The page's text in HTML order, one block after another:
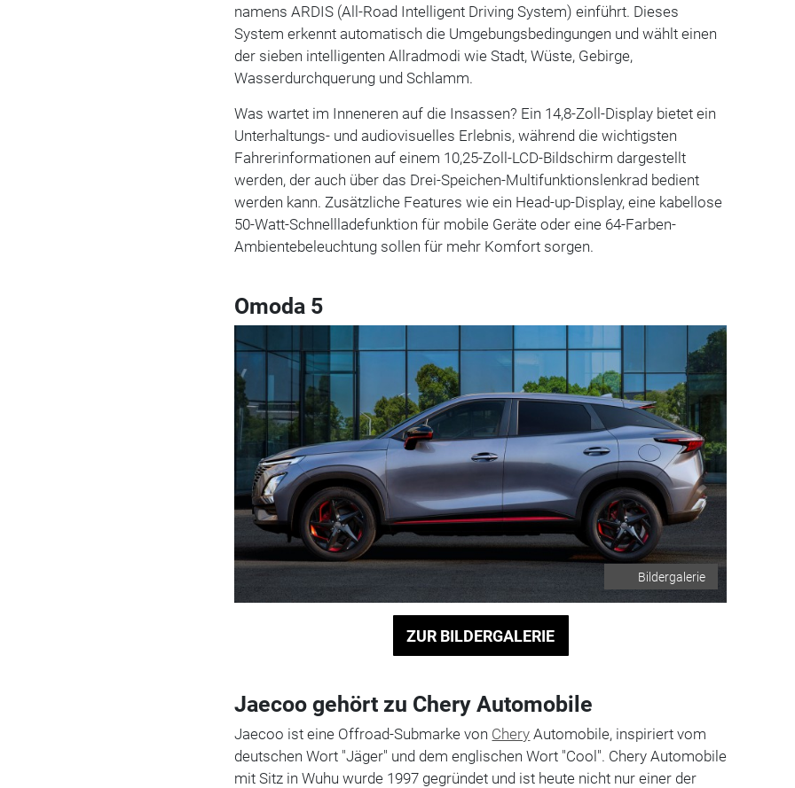
namens ARDIS (All-Road Intelligent Driving System) einführt. Dieses
System erkennt automatisch die Umgebungsbedingungen und wählt einen
der sieben intelligenten Allradmodi wie Stadt, Wüste, Gebirge,
Wasserdurchquerung und Schlamm.
Was wartet im Inneneren auf die Insassen? Ein 14,8-Zoll-Display bietet ein
Unterhaltungs- und audiovisuelles Erlebnis, während die wichtigsten
Fahrerinformationen auf einem 10,25-Zoll-LCD-Bildschirm dargestellt
werden, der auch über das Drei-Speichen-Multifunktionslenkrad bedient
werden kann. Zusätzliche Features wie ein Head-up-Display, eine kabellose
50-Watt-Schnellladefunktion für mobile Geräte oder eine 64-Farben-
Ambientebeleuchtung sollen für mehr Komfort sorgen.
Omoda 5
Bildergalerie
ZUR BILDERGALERIE
Jaecoo gehört zu Chery Automobile
Jaecoo ist eine Offroad-Submarke von Chery Automobile, inspiriert vom
deutschen Wort "Jäger" und dem englischen Wort "Cool". Chery Automobile
mit Sitz in Wuhu wurde 1997 gegründet und ist heute nicht nur einer der